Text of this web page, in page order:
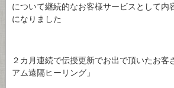
について継続的なお客様サービスとして内
になりました
２カ月連続で伝授更新でお出で頂いたお客
アム遠隔ヒーリング」